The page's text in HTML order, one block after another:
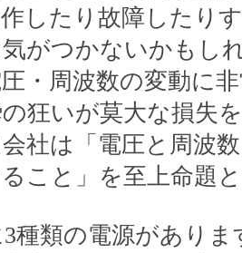
したり故障したり
がつかないかもし
・周波数の変動に
狂いが莫大な損失
社は「電圧と周波
こと」を至上命題
種類の電源がありま